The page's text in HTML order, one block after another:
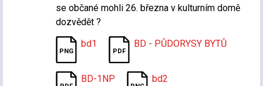
se občané mohli 26. března v kulturním domě
dozvědět ?
bd1
BD - PŮDORYSY BYTŮ
BD-1NP bd2